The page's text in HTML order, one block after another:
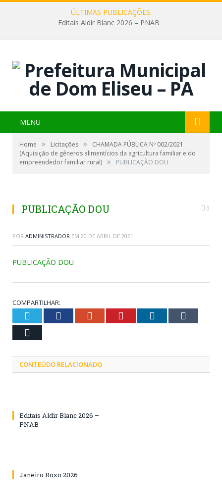
ÚLTIMAS PUBLICAÇÕES:
Editais Aldir Blanc 2026 – PNAB
MENU
Home » Licitações »
CHAMADA PÚBLICA Nº 002/2021
(Aquisição de gêneros alimentícios da agricultura familiar e do
empreendedor familiar rural) » PUBLICAÇÃO DOU
PUBLICAÇÃO DOU 0
POR ADMINISTRADOR EM 20 DE ABRIL DE 2021
PUBLICAÇÃO DOU
COMPARTILHAR:
Twitter Facebook Google+ Pinterest LinkedIn
CONTEÚDO RELACIONADO
Editais Aldir Blanc 2026 –
PNAB
Janeiro Roxo 2026